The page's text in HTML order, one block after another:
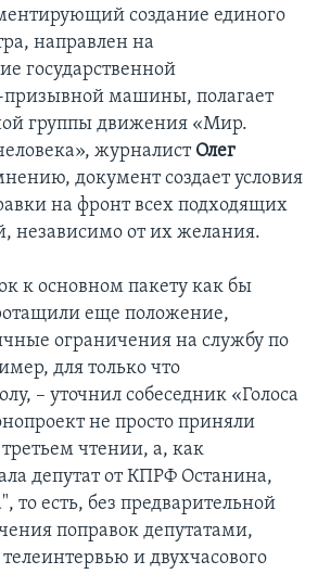
создание единого
направлен на
государственной
машины, полагает
группы движения «Мир.
журналист Олег
документ создает условия
на фронт всех подходящих
независимо от их желания.
к основном пакету как бы
еще положение,
ограничения на службу по
для только что
– уточнил собеседник «Голоса
не просто приняли
чтении, а, как
депутат от КПРФ Останина,
то есть, без предварительной
поправок депутатами,
и двухчасового